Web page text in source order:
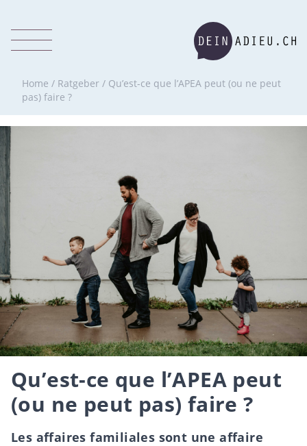
Home / Ratgeber / Qu’est-ce que l’APEA peut (ou ne peut
pas) faire ?
Qu’est-ce que l’APEA peut
(ou ne peut pas) faire ?
Les affaires familiales sont une affaire